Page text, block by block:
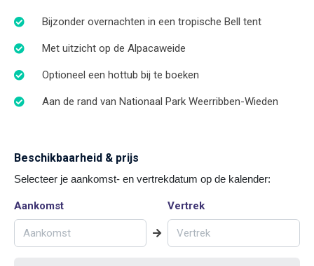
Bijzonder overnachten in een tropische Bell tent
Met uitzicht op de Alpacaweide
Optioneel een hottub bij te boeken
Aan de rand van Nationaal Park Weerribben-Wieden
Beschikbaarheid & prijs
Selecteer je aankomst- en vertrekdatum op de kalender:
Aankomst Vertrek